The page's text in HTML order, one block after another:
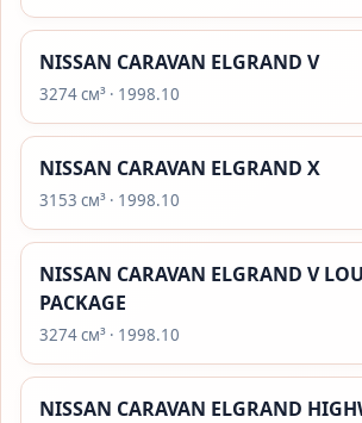
NISSAN CARAVAN ELGRAND V
3274 см³ · 1998.10
NISSAN CARAVAN ELGRAND X
3153 см³ · 1998.10
NISSAN CARAVAN ELGRAND V
PACKAGE
3274 см³ · 1998.10
NISSAN CARAVAN ELGRAND